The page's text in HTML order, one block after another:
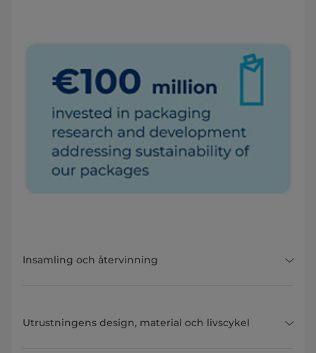
Insamling och återvinning
Utrustningens design, material och livscykel